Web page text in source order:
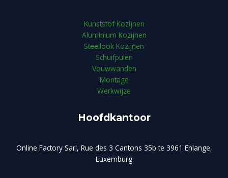
Kunststof Kozijnen
Aluminium Kozijnen
Steellook Kozijnen
Schuifpuien
Vouwwanden
Montage
Werkwijze
Hoofdkantoor
Online Factory Sarl, Rue des 3 Cantons 35b te 3961 Ehlange,
Luxemburg